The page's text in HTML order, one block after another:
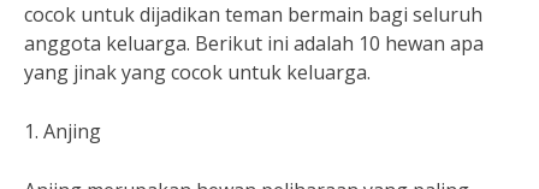
cocok untuk dijadikan teman bermain bagi seluruh
anggota keluarga. Berikut ini adalah 10 hewan apa
yang jinak yang cocok untuk keluarga.
1. Anjing